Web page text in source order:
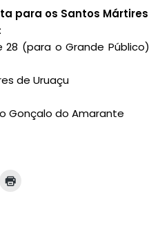
para os Santos Mártires
28 (para o Grande Público)
de Uruaçu
Gonçalo do Amarante